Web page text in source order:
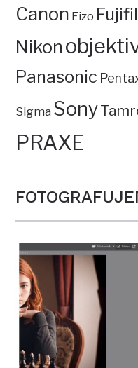
Canon Eizo
Nikon
Panasonic
Sigma Sony
PRAXE